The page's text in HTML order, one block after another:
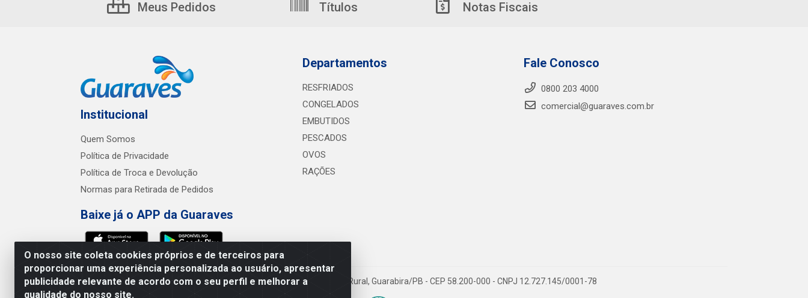
O nosso site coleta cookies próprios e de terceiros para
proporcionar uma experiência personalizada ao usuário, apresentar
publicidade relevante de acordo com o seu perfil e melhorar a
qualidade do nosso site.
Meus Pedidos Títulos Notas Fiscais
Institucional
Quem Somos
Política de Privacidade
Política de Troca e Devolução
Normas para Retirada de Pedidos
Baixe já o APP da Guaraves
Departamentos
RESFRIADOS
CONGELADOS
EMBUTIDOS
PESCADOS
OVOS
RAÇÕES
Fale Conosco
0800 203 4000
comercial@guaraves.com.br
Guaraves - PB 075 KM 2, S/N - Zona Rural, Guarabira/PB - CEP 58.200-000 - CNPJ 12.727.145/0001-78